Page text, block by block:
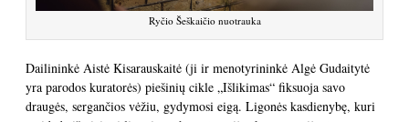
Ryčio Šeškaičio nuotrauka
Dailininkė Aistė Kisarauskaitė (ji ir menotyrininkė Algė Gudaitytė
yra parodos kuratorės) piešinių cikle „Išlikimas“ fiksuoja savo
draugės, sergančios vėžiu, gydymosi eigą. Ligonės kasdienybę, kuri